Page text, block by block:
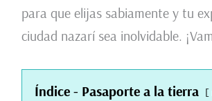
para que elijas sabiamente y tu
ciudad nazarí sea inolvidable.
Índice - Pasaporte a la tierra